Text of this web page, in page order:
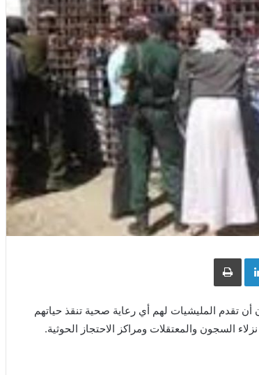
LinkedInطباعة
أن تقدم المليشيات لهم أي رعاية صحية تنقذ حياتهم
السجون والمعتقلات ومراكز الاحتجاز الحوثية.